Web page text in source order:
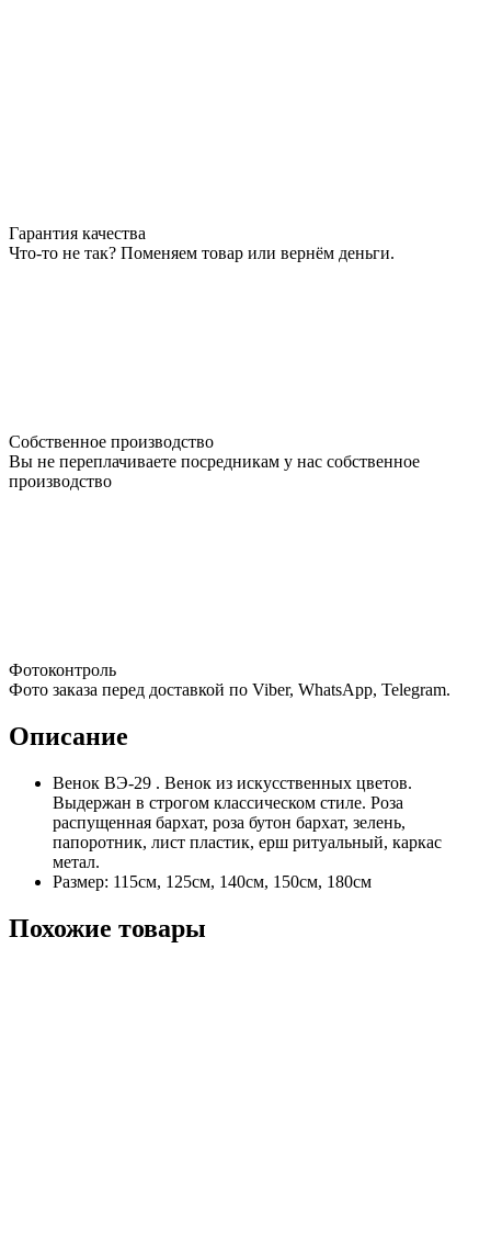
Гарантия качества
Что-то не так? Поменяем товар или вернём деньги.
Собственное производство
Вы не переплачиваете посредникам у нас собственное
производство
Фотоконтроль
Фото заказа перед доставкой по Viber, WhatsApp, Telegram.
Описание
Венок ВЭ-29 . Венок из искусственных цветов.
Выдержан в строгом классическом стиле. Роза
распущенная бархат, роза бутон бархат, зелень,
папоротник, лист пластик, ерш ритуальный, каркас
метал.
Размер: 115см, 125см, 140см, 150см, 180см
Похожие товары